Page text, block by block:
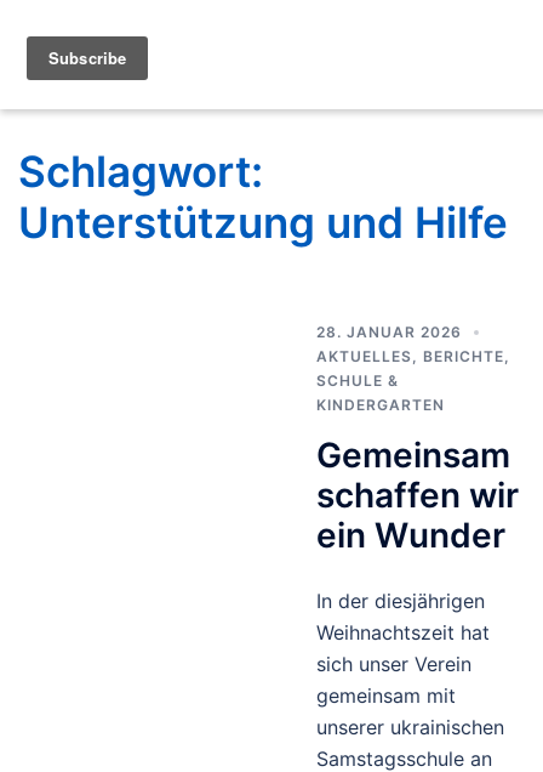
Schlagwort:
Unterstützung und Hilfe
28. JANUAR 2026
AKTUELLES
BERICHTE
SCHULE &
KINDERGARTEN
Gemeinsam
schaffen wir
ein Wunder
In der diesjährigen
Weihnachtszeit hat
sich unser Verein
gemeinsam mit
unserer ukrainischen
Samstagsschule an